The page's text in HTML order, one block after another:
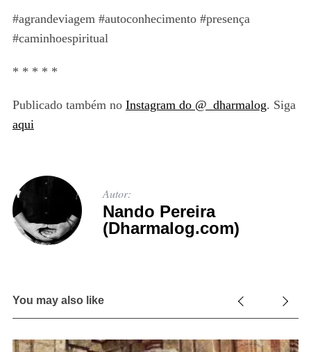
#agrandeviagem #autoconhecimento #presença
#caminhoespiritual
* * * * *
Publicado também no Instagram do @_dharmalog. Siga
aqui
Autor:
Nando Pereira
(Dharmalog.com)
You may also like
h